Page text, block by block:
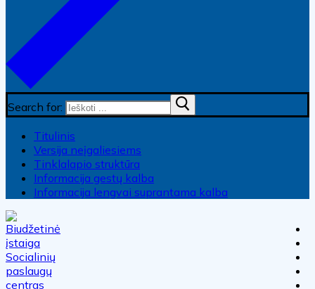
Search for:
Titulinis
Versija neįgaliesiems
Tinklalapio struktūra
Informacija gestų kalba
Informacija lengvai suprantama kalba